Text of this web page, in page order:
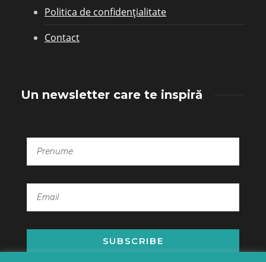
Politica de confidențialitate
Contact
Un newsletter care te inspiră
SUBSCRIBE